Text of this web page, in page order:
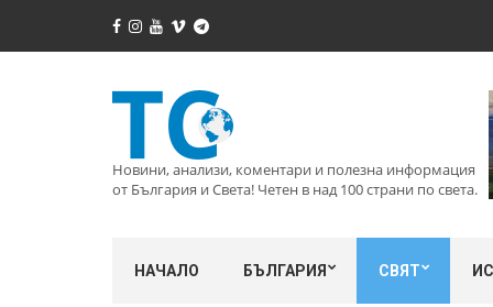
Новини, анализи, коментари и полезна информация
от България и Света! Четен в над 100 страни по света.
НАЧАЛО БЪЛГАРИЯ СВЯТ